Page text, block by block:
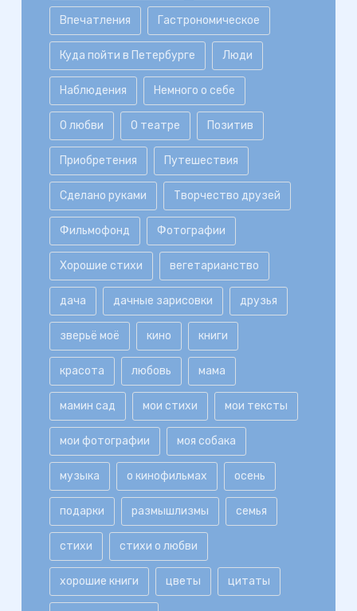
Впечатления Гастрономическое
Куда пойти в Петербурге Люди
Наблюдения Немного о себе
О любви О театре Позитив
Приобретения Путешествия
Сделано руками Творчество друзей
Фильмофонд Фотографии
Хорошие стихи вегетарианство
дача дачные зарисовки друзья
зверьё моё кино книги
красота любовь мама
мамин сад мои стихи мои тексты
мои фотографии моя собака
музыка о кинофильмах осень
подарки размышлизмы семья
стихи стихи о любви
хорошие книги цветы цитаты